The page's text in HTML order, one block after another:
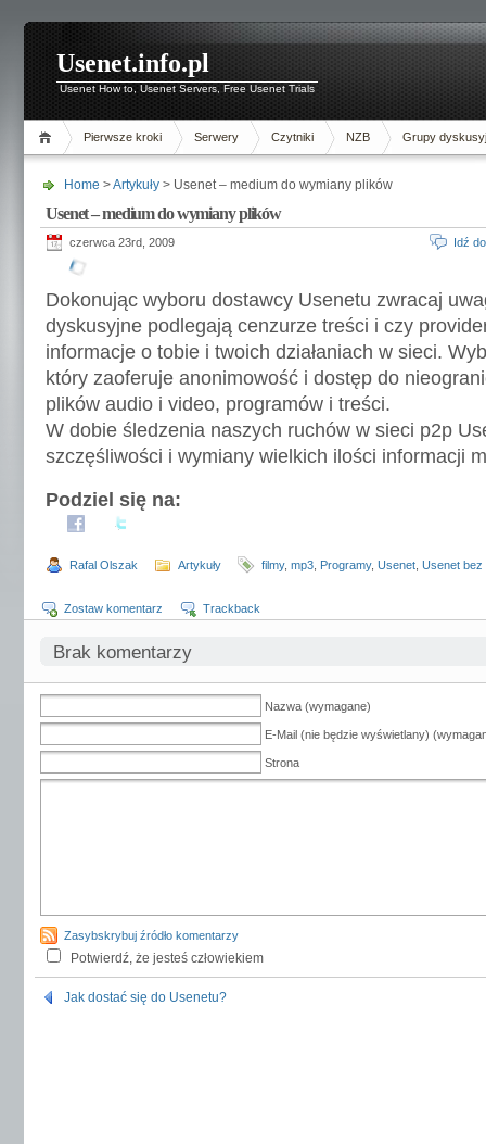
Usenet.info.pl
Usenet How to, Usenet Servers, Free Usenet Trials
Pierwsze kroki Serwery Czytniki NZB Grupy
Home >Artykuły > Usenet – medium do wymiany plików
Usenet – medium do wymiany plików
czerwca 23rd, 2009 Idź
Dokonując wyboru dostawcy Usenetu zwracaj
dyskusyjne podlegają cenzurze treści i czy
informacje o tobie i twoich działaniach w sieci.
który zaoferuje anonimowość i dostęp do
plików audio i video, programów i treści.
W dobie śledzenia naszych ruchów w sieci p2p
szczęśliwości i wymiany wielkich ilości informacji
Podziel się na:
Rafal Olszak Artykuły filmy, mp3 Programy, Usenet Usenet
Zostaw komentarz Trackback
Brak komentarzy
Nazwa (wymagane)
E-Mail (nie będzie wyświetlany)
Strona
Zasybskrybuj źródło komentarzy
Potwierdź, że jesteś człowiekiem
Jak dostać się do Usenetu?